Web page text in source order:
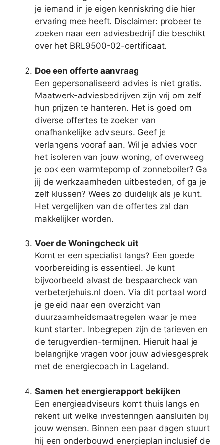
je iemand in je eigen kenniskring die hier
ervaring mee heeft. Disclaimer: probeer te
zoeken naar een adviesbedrijf die beschikt
over het BRL9500-02-certificaat.
Doe een offerte aanvraag
Een gepersonaliseerd advies is niet gratis.
Maatwerk-adviesbedrijven zijn vrij om zelf
hun prijzen te hanteren. Het is goed om
diverse offertes te zoeken van
onafhankelijke adviseurs. Geef je
verlangens vooraf aan. Wil je advies voor
het isoleren van jouw woning, of overweeg
je ook een warmtepomp of zonneboiler? Ga
jij de werkzaamheden uitbesteden, of ga je
zelf klussen? Wees zo duidelijk als je kunt.
Het vergelijken van de offertes zal dan
makkelijker worden.
Voer de Woningcheck uit
Komt er een specialist langs? Een goede
voorbereiding is essentieel. Je kunt
bijvoorbeeld alvast de bespaarcheck van
verbeterjehuis.nl doen. Via dit portaal word
je geleid naar een overzicht van
duurzaamheidsmaatregelen waar je mee
kunt starten. Inbegrepen zijn de tarieven en
de terugverdien-termijnen. Hieruit haal je
belangrijke vragen voor jouw adviesgesprek
met de energiecoach in Lageland.
Samen het energierapport bekijken
Een energieadviseurs komt thuis langs en
rekent uit welke investeringen aansluiten bij
jouw wensen. Binnen een paar dagen stuurt
hij een onderbouwd energieplan inclusief de